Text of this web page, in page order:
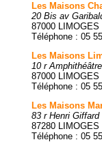
Les Maisons
20 Bis av
87000 LIMOGES
Téléphone : 05
Les Maisons
10 r Amphithéâtre
87000 LIMOGES
Téléphone : 05
Les Maisons
83 r Henri Giffard
87280 LIMOGES
Téléphone : 05